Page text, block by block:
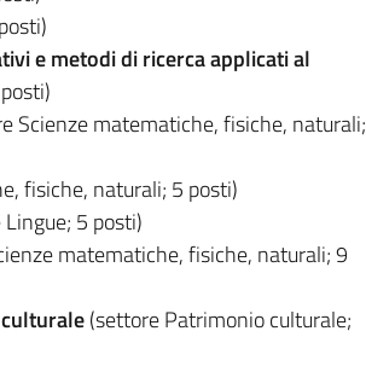
e metodi di ricerca applicati al
Scienze matematiche, fisiche, naturali;
fisiche, naturali; 5 posti)
5 posti)
matematiche, fisiche, naturali; 9
(settore Patrimonio culturale;